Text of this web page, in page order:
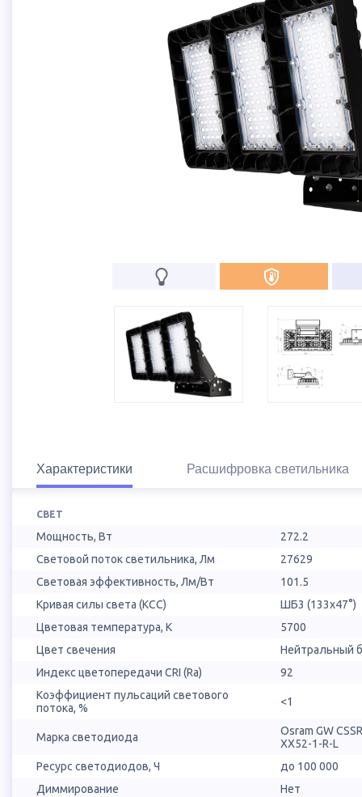
Характеристики Расшифровка светильника
СВЕТ
Мощность, Вт
272.2
Световой поток светильника, Лм
27629
Световая эффективность, Лм/Вт
101.5
Кривая силы света (КСС)
ШБ3 (133х47°)
Цветовая температура, К
5700
Цвет свечения
Нейтральный
Индекс цветопередачи CRI (Ra)
92
Коэффициент пульсаций светового
потока, %
<1
Марка светодиода
Osram GW
XX52-1-R-L
Ресурс светодиодов, Ч
до 100 000
Диммирование
Нет